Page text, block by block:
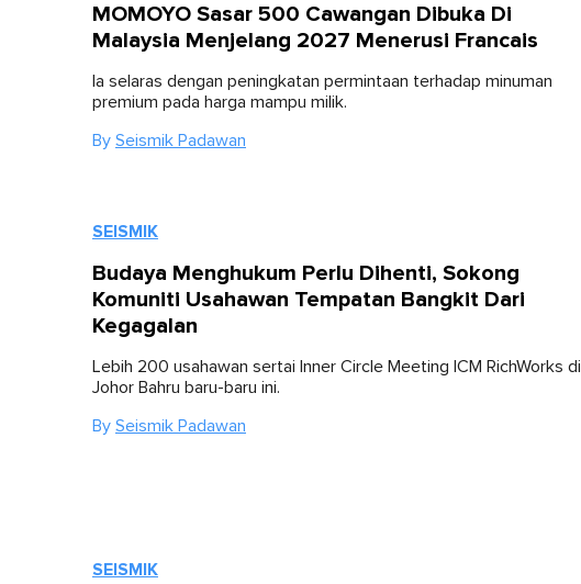
MOMOYO Sasar 500 Cawangan Dibuka Di
Malaysia Menjelang 2027 Menerusi Francais
Ia selaras dengan peningkatan permintaan terhadap minuman
premium pada harga mampu milik.
By Seismik Padawan
SEISMIK
Budaya Menghukum Perlu Dihenti, Sokong
Komuniti Usahawan Tempatan Bangkit Dari
Kegagalan
Lebih 200 usahawan sertai Inner Circle Meeting ICM RichWorks di
Johor Bahru baru-baru ini.
By Seismik Padawan
SEISMIK